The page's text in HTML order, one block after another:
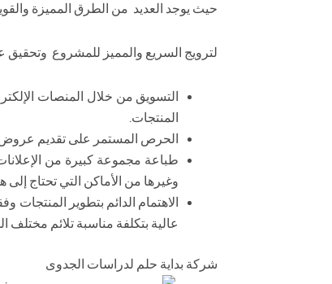
حيث يوجد العديد من الطرق المميزة
لترويج السريع والمميز للمشروع وتحقيق
التسويق من خلال المنصات
المنتجات.
الحرص المستمر على تقديم
طباعة مجموعة كبيرة من
وغيرها من الأماكن التي تحتاج
الاهتمام الدائم بتطوير
عالية بتكلفة مناسبة تلائم مختلف
شركة بداية حلم لدراسات الجدوى